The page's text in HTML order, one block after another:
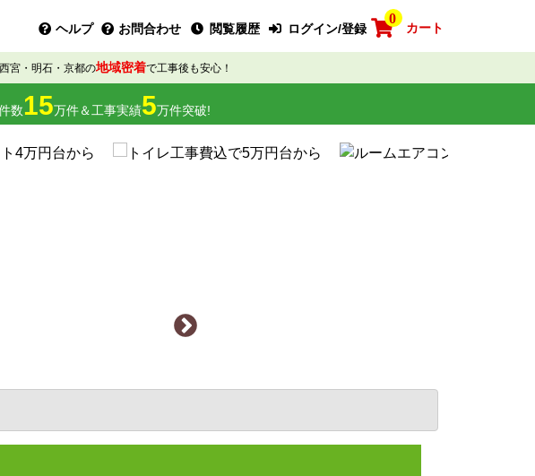
ヘルプ お問合わせ 閲覧履歴 ログイン/登録
0
カート
宮・明石・京都の地域密着で工事後も安心！
数15万件＆工事実績5万件突破!